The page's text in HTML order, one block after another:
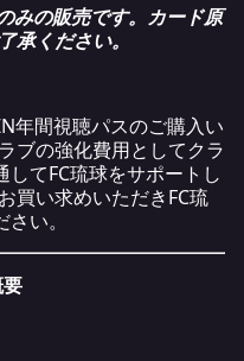
みの販売です。カード原
承ください。
年間視聴パスのご購入い
ブの強化費用としてクラ
てFC琉球をサポートし
買い求めいただきFC琉
い。